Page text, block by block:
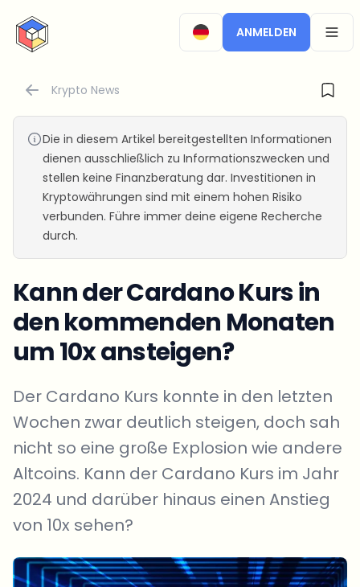
CryptoTicker
ANMELDEN
Krypto News
Die in diesem Artikel bereitgestellten Informationen
dienen ausschließlich zu Informationszwecken und
stellen keine Finanzberatung dar. Investitionen in
Kryptowährungen sind mit einem hohen Risiko
verbunden. Führe immer deine eigene Recherche
durch.
Kann der Cardano Kurs in
den kommenden Monaten
um 10x ansteigen?
Der Cardano Kurs konnte in den letzten
Wochen zwar deutlich steigen, doch sah
nicht so eine große Explosion wie andere
Altcoins. Kann der Cardano Kurs im Jahr
2024 und darüber hinaus einen Anstieg
von 10x sehen?